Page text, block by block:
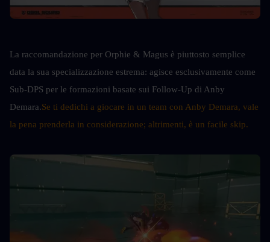
La raccomandazione per Orphie & Magus è piuttosto semplice
data la sua specializzazione estrema: agisce esclusivamente come
Sub-DPS per le formazioni basate sui Follow-Up di Anby
Demara.Se ti dedichi a giocare in un team con Anby Demara, vale
la pena prenderla in considerazione; altrimenti, è un facile skip.